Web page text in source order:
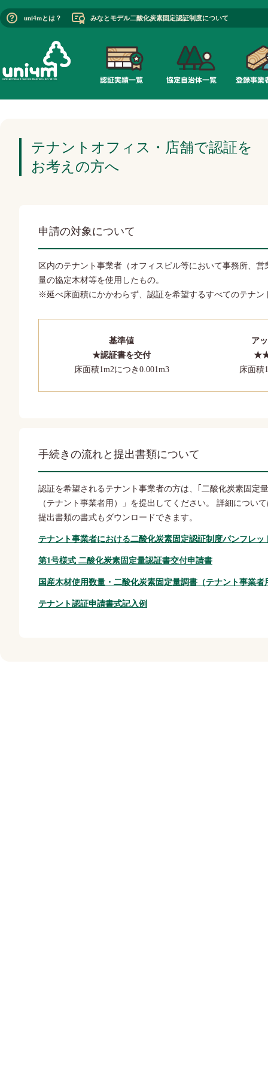
uni4mとは？ みなとモデル二酸化炭素固定認証制度について
テナントオフィス・店舗で認証を
お考えの方へ
申請の対象について
区内のテナント事業者（オフィスビル等において事務所、
量の協定木材等を使用したもの。
※延べ床面積にかかわらず、認証を希望するすべてのテナン
基準値
★認証書を交付
床面積1m2につき0.001m3
ア
★★
床面積
手続きの流れと提出書類について
認証を希望されるテナント事業者の方は、｢二酸化炭素固定
（テナント事業者用）」を提出してください。 詳細につい
提出書類の書式もダウンロードできます。
テナント事業者における二酸化炭素固定認証制度パンフレッ
第1号様式 二酸化炭素固定量認証書交付申請書
国産木材使用数量・二酸化炭素固定量調書（テナント事業者
テナント認証申請書式記入例